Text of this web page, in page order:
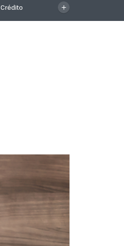
Crédito